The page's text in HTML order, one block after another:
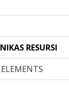
RESURSI